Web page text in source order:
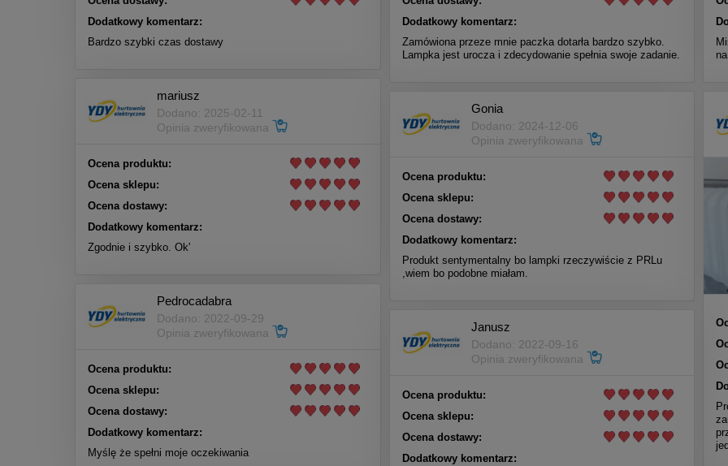
Dodatkowy komentarz:
Bardzo szybki czas dostawy
Dodatkowy komentarz:
Zamówiona przeze mnie paczka dotarła bardzo szybko.
Lampka jest urocza i zdecydowanie spełnia swoje zadanie.
mariusz
Dodano: 2025-02-11
Opinia zweryfikowana
Ocena produktu:
Ocena sklepu:
Ocena dostawy:
Dodatkowy komentarz:
Zgodnie i szybko. Ok'
Gonia
Dodano: 2024-12-06
Opinia zweryfikowana
Ocena produktu:
Ocena sklepu:
Ocena dostawy:
Dodatkowy komentarz:
Produkt sentymentalny bo lampki rzeczywiście z PRLu
,wiem bo podobne miałam.
Pedrocadabra
Dodano: 2022-09-29
Opinia zweryfikowana
Ocena produktu:
Ocena sklepu:
Ocena dostawy:
Dodatkowy komentarz:
Myślę że spełni moje oczekiwania
Janusz
Dodano: 2022-09-16
Opinia zweryfikowana
Ocena produktu:
Ocena sklepu:
Ocena dostawy:
Dodatkowy komentarz: